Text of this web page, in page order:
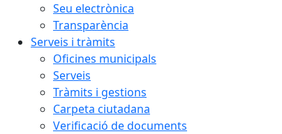
Seu electrònica
Transparència
Serveis i tràmits
Oficines municipals
Serveis
Tràmits i gestions
Carpeta ciutadana
Verificació de documents